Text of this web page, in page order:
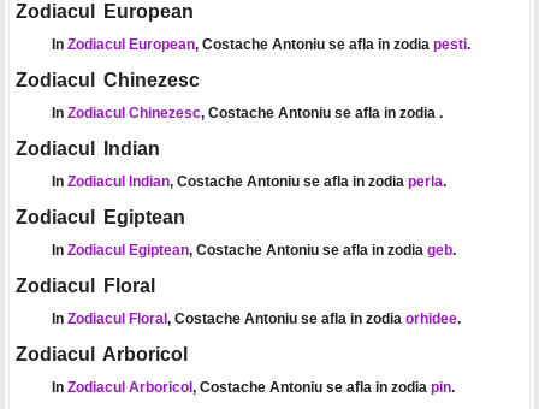
Zodiacul European
In Zodiacul European, Costache Antoniu se afla in zodia pesti.
Zodiacul Chinezesc
In Zodiacul Chinezesc, Costache Antoniu se afla in zodia .
Zodiacul Indian
In Zodiacul Indian, Costache Antoniu se afla in zodia perla.
Zodiacul Egiptean
In Zodiacul Egiptean, Costache Antoniu se afla in zodia geb.
Zodiacul Floral
In Zodiacul Floral , Costache Antoniu se afla in zodia orhidee.
Zodiacul Arboricol
In Zodiacul Arboricol , Costache Antoniu se afla in zodia pin.